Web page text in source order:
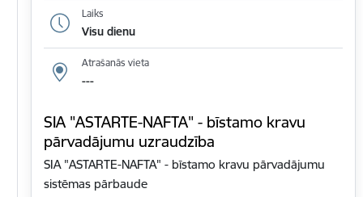
Laiks
Visu dienu
Atrašanās vieta
---
SIA "ASTARTE-NAFTA" - bīstamo kravu
pārvadājumu uzraudzība
SIA "ASTARTE-NAFTA" - bīstamo kravu pārvadājumu
sistēmas pārbaude